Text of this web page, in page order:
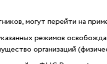
могут перейти на
режимов
организаций